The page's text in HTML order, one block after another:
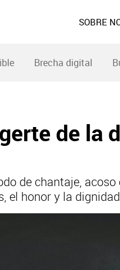
SOBRE
Brecha digital
de la
de chantaje,
el honor y la